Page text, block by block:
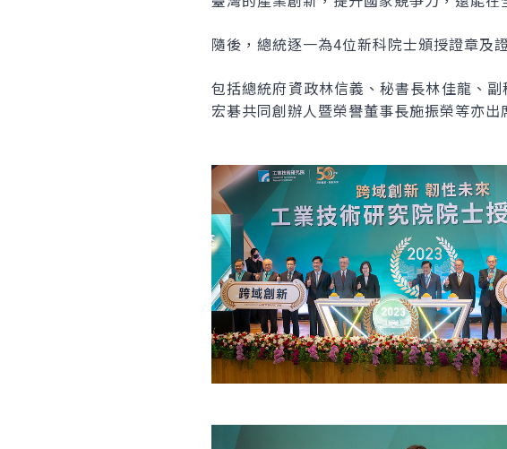
隨後，總統逐一為4位新科院士頒授證章及
包括總統府資政林信義、秘書長林佳龍、
宏碁共同創辦人暨榮譽董事長施振榮等亦出